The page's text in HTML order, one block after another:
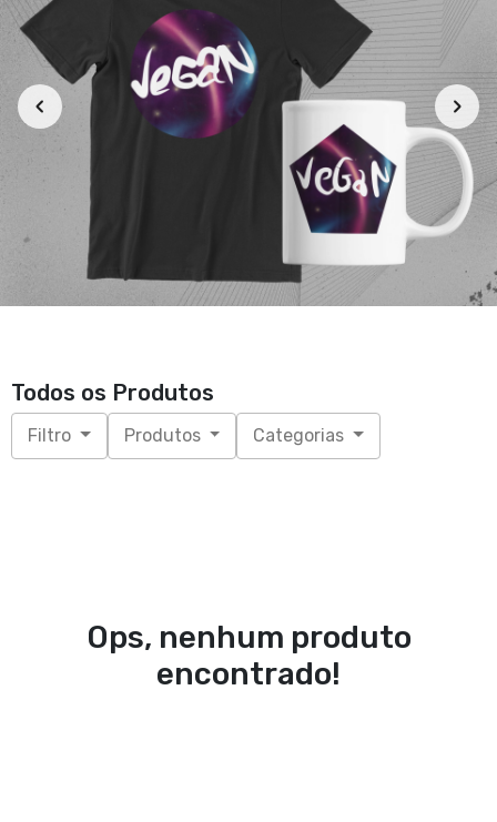
Todos os Produtos
Filtro Produtos Categorias
Ops, nenhum produto
encontrado!